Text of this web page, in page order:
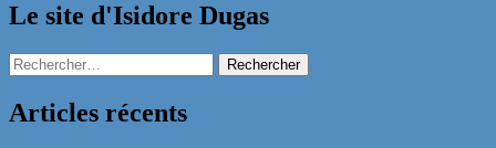
Le site d'Isidore Dugas
Rechercher :
Articles récents